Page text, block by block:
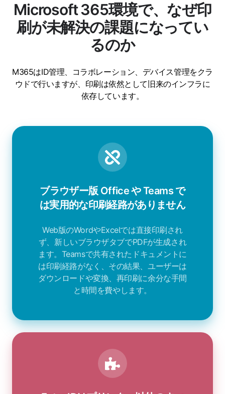
Microsoft 365環境で、なぜ印
刷が未解決の課題になってい
るのか
M365はID管理、コラボレーション、デバイス管理をクラ
ウドで行いますが、印刷は依然として旧来のインフラに
依存しています。
ブラウザー版 Office や Teams で
は実用的な印刷経路がありません
Web版のWordやExcelでは直接印刷され
ず、新しいブラウザタブでPDFが生成され
ます。Teamsで共有されたドキュメントに
は印刷経路がなく、その結果、ユーザーは
ダウンロードや変換、再印刷に余分な手間
と時間を費やします。